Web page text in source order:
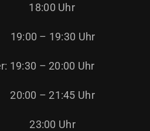
18:00 Uhr
– 19:30 Uhr
19:30 – 20:00 Uhr
– 21:45 Uhr
23:00 Uhr